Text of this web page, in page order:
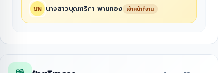
นางสาวบุณฑริกา พานทอง เจ้าหน้าที่งาน